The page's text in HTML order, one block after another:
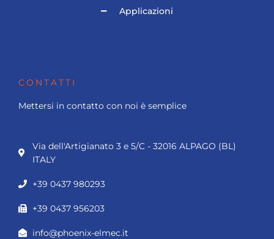
Applicazioni
CONTATTI
Mettersi in contatto con noi è semplice
Via dell'Artigianato 3 e 5/C - 32016 ALPAGO (BL)
ITALY
+39 0437 980293
+39 0437 956203
info@phoenix-elmec.it